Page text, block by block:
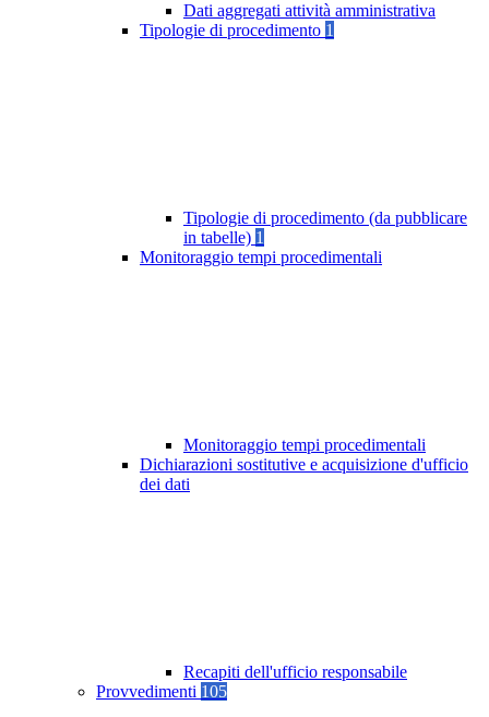
Dati aggregati attività amministrativa
Tipologie di procedimento 1
Tipologie di procedimento (da pubblicare
in tabelle) 1
Monitoraggio tempi procedimentali
Monitoraggio tempi procedimentali
Dichiarazioni sostitutive e acquisizione d'ufficio
dei dati
Recapiti dell'ufficio responsabile
Provvedimenti 105